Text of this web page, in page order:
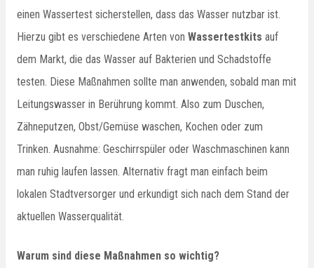
einen Wassertest sicherstellen, dass das Wasser nutzbar ist.
Hierzu gibt es verschiedene Arten von Wassertestkits auf
dem Markt, die das Wasser auf Bakterien und Schadstoffe
testen. Diese Maßnahmen sollte man anwenden, sobald man mit
Leitungswasser in Berührung kommt. Also zum Duschen,
Zähneputzen, Obst/Gemüse waschen, Kochen oder zum
Trinken. Ausnahme: Geschirrspüler oder Waschmaschinen kann
man ruhig laufen lassen. Alternativ fragt man einfach beim
lokalen Stadtversorger und erkundigt sich nach dem Stand der
aktuellen Wasserqualität.
Warum sind diese Maßnahmen so wichtig?